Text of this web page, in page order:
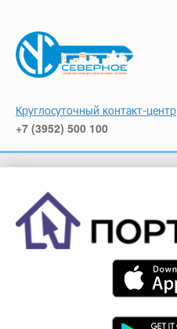
Круглосуточный контакт-центр
+7 (3952) 500 100